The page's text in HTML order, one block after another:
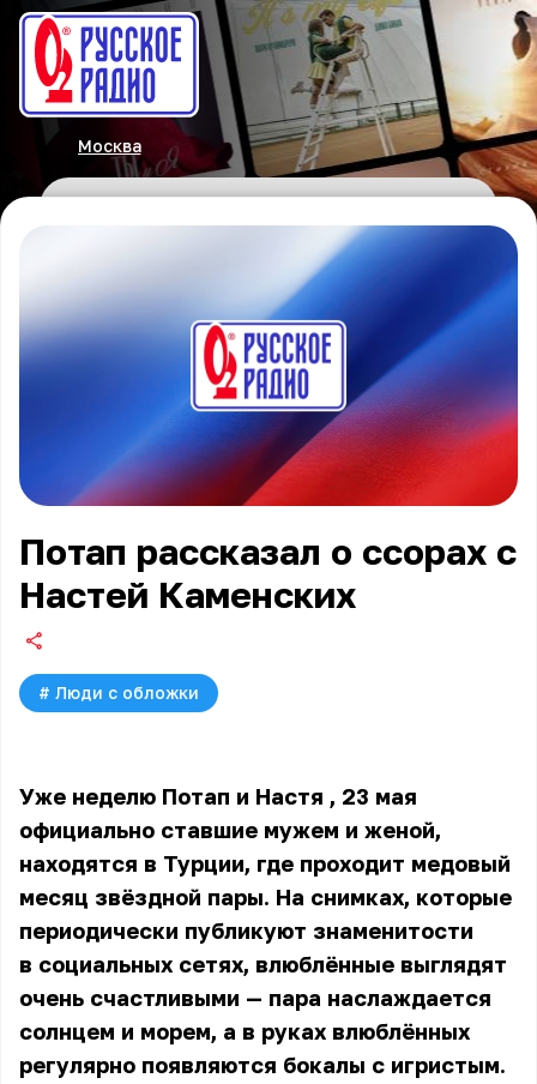
Москва
Потап рассказал о ссорах с
Настей Каменских
# Люди с обложки
Уже неделю Потап и Настя , 23 мая
официально ставшие мужем и женой,
находятся в Турции, где проходит медовый
месяц звёздной пары. На снимках, которые
периодически публикуют знаменитости
в социальных сетях, влюблённые выглядят
очень счастливыми — пара наслаждается
солнцем и морем, а в руках влюблённых
регулярно появляются бокалы с игристым.